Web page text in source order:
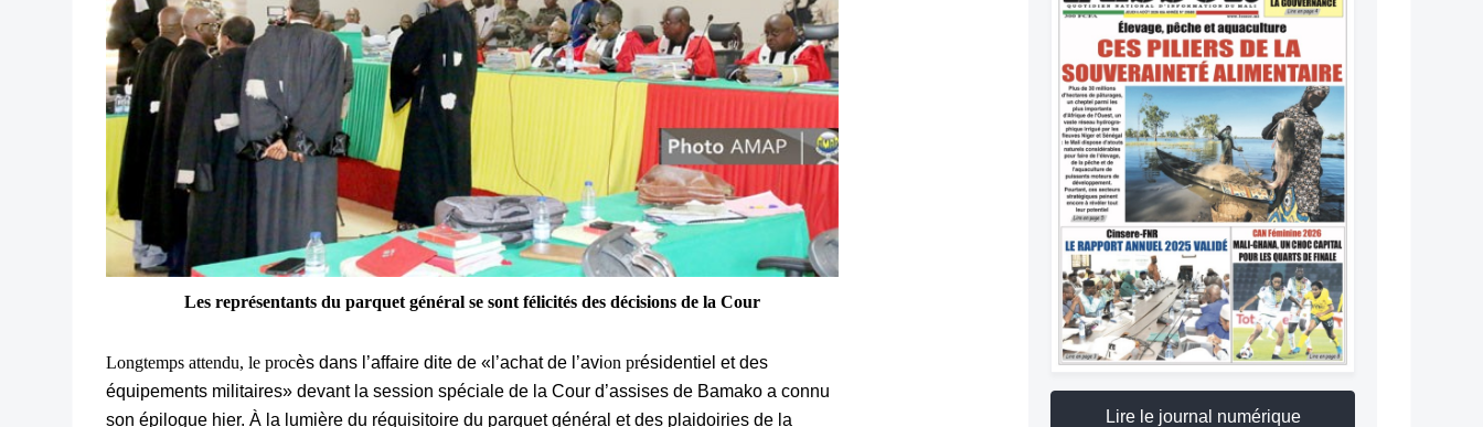
Les représentants du parquet général se sont félicités des décisions de la Cour
Longtemps attendu, le procès dans l’affaire dite de «l’achat de l’avion présidentiel et des
équipements militaires» devant la session spéciale de la Cour d’assises de Bamako a connu
son épilogue hier. À la lumière du réquisitoire du parquet général et des plaidoiries de la
Lire le journal numérique